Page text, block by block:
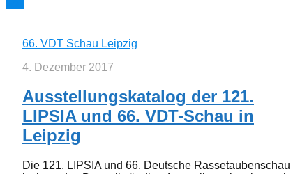
66. VDT Schau Leipzig
4. Dezember 2017
Ausstellungskatalog der 121.
LIPSIA und 66. VDT-Schau in
Leipzig
Die 121. LIPSIA und 66. Deutsche Rassetaubenschau